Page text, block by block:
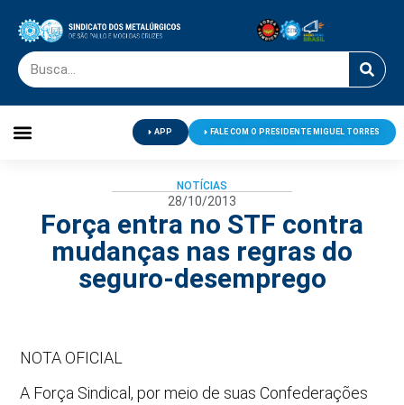
APP FALE COM O PRESIDENTE MIGUEL TORRES
NOTÍCIAS
28/10/2013
Força entra no STF contra
mudanças nas regras do
seguro-desemprego
NOTA OFICIAL
A Força Sindical, por meio de suas Confederações